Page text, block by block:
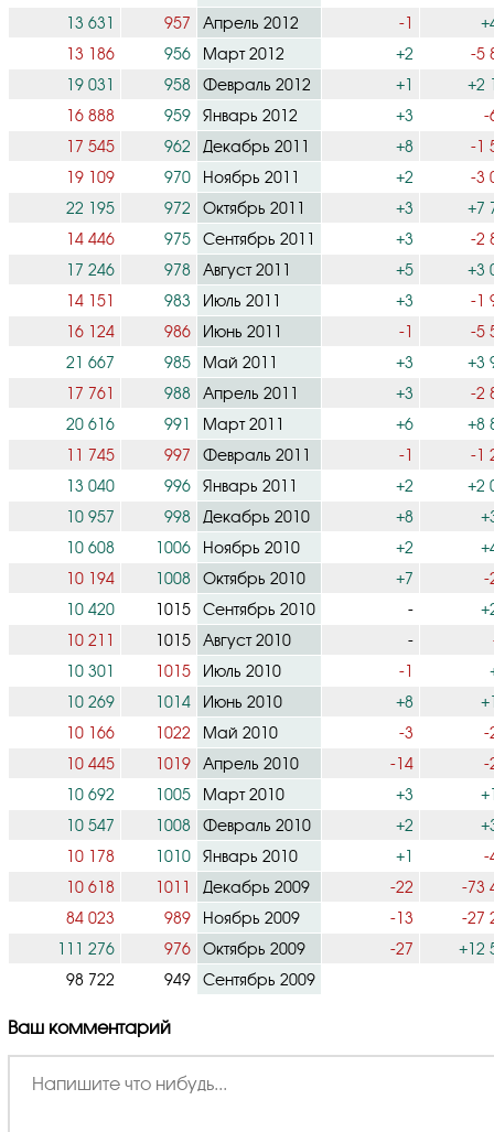
13 631
957 Апрель 2012 -1
13 186
956 Март 2012 +2
-5
19 031
958 Февраль 2012 +1
+2
16 888
959 Январь 2012 +3
-
17 545
962 Декабрь 2011 +8
-1
19 109
970 Ноябрь 2011 +2
-3
22 195
972 Октябрь 2011 +3
+7
14 446
975 Сентябрь 2011 +3
-2
17 246
978 Август 2011 +5
+3
14 151
983 Июль 2011 +3
-1
16 124
986 Июнь 2011 -1
-5
21 667
985 Май 2011 +3
+3
17 761
988 Апрель 2011 +3
-2
20 616
991 Март 2011 +6
+8
11 745
997 Февраль 2011 -1
-1
13 040
996 Январь 2011 +2
+2
10 957
998 Декабрь 2010 +8
10 608
1006 Ноябрь 2010 +2
10 194
1008 Октябрь 2010 +7
-
10 420
1015 Сентябрь 2010 -
10 211
1015 Август 2010 -
10 301
1015 Июль 2010 -1
10 269
1014 Июнь 2010 +8
10 166
1022 Май 2010 -3
-
10 445
1019 Апрель 2010 -14
-
10 692
1005 Март 2010 +3
10 547
1008 Февраль 2010 +2
10 178
1010 Январь 2010 +1
-
10 618
1011 Декабрь 2009 -22
-73
84 023
989 Ноябрь 2009 -13
-27
111 276
976 Октябрь 2009 -27
+12
98 722
949 Сентябрь 2009
Ваш комментарий